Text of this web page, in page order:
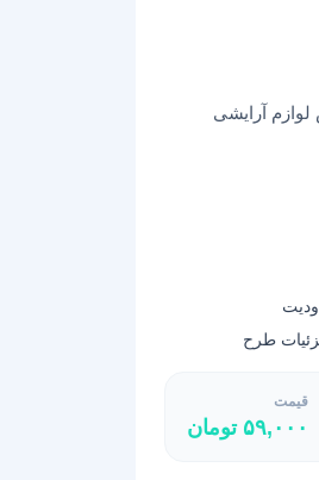
آرایشی
طرح
قیمت
۵۹,۰۰۰ تومان